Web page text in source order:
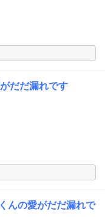
だだ漏れです
んの愛がだだ漏れで